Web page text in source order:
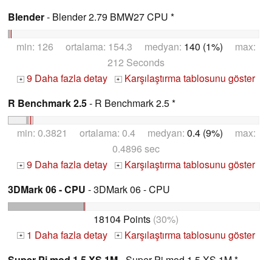
Blender- Blender 2.79 BMW27 CPU *
min: 126 ortalama: 154.3 medyan: 140 (1%) max:
212 Seconds
+ 9 Daha fazla detay + Karşılaştırma tablosunu göster
R Benchmark 2.5- R Benchmark 2.5 *
min: 0.3821 ortalama: 0.4 medyan: 0.4 (9%) max:
0.4896 sec
+ 9 Daha fazla detay + Karşılaştırma tablosunu göster
3DMark 06 - CPU - 3DMark 06 - CPU
18104 Points (30%)
+ 1 Daha fazla detay + Karşılaştırma tablosunu göster